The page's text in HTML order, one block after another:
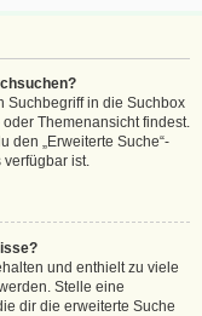
Suchbegriff in die Suchbox
Themenansicht findest.
den „Erweiterte Suche“-
verfügbar ist.
und enthielt zu viele
Stelle eine
dir die erweiterte Suche